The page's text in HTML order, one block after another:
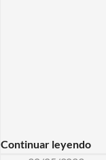
Continuar leyendo